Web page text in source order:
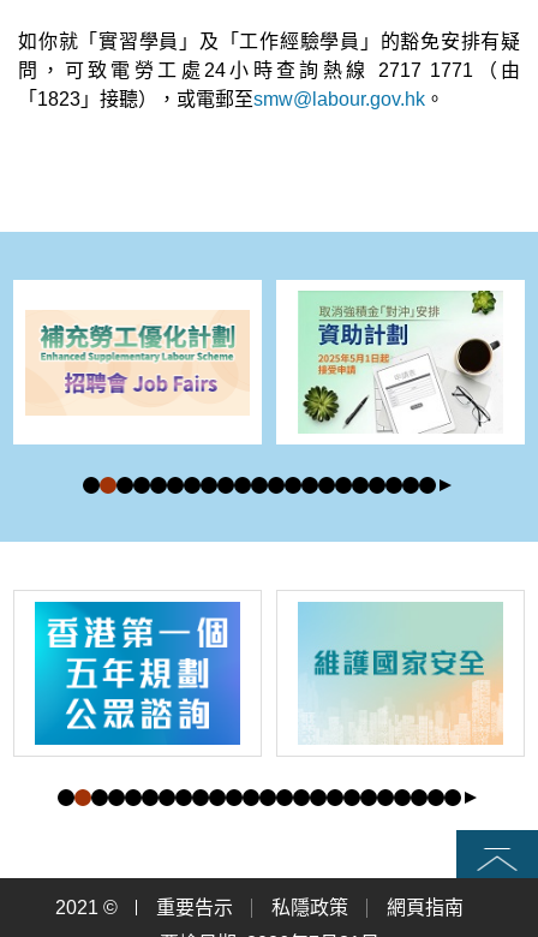
如你就「實習學員」及「工作經驗學員」的豁免安排有疑
問，可致電勞工處24小時查詢熱線 2717 1771（由
「1823」接聽），或電郵至smw@labour.gov.hk 。
頁首
2021 © 重要告示 私隱政策
網頁指南